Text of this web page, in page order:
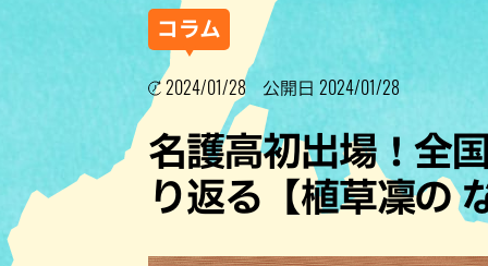
ステー
その他
コラム
2024/01/28 公開日 2024/01/28
名護高初出場！全
り返る【植草凜の